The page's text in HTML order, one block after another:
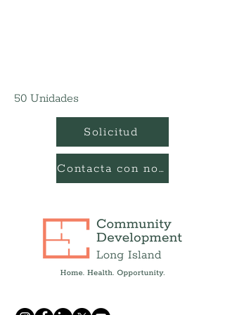
50 Unidades
Solicitud
Contacta con nosotros